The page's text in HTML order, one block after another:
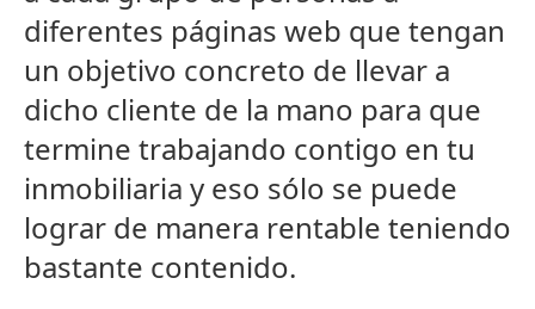
diferentes páginas web que tengan
un objetivo concreto de llevar a
dicho cliente de la mano para que
termine trabajando contigo en tu
inmobiliaria y eso sólo se puede
lograr de manera rentable teniendo
bastante contenido.